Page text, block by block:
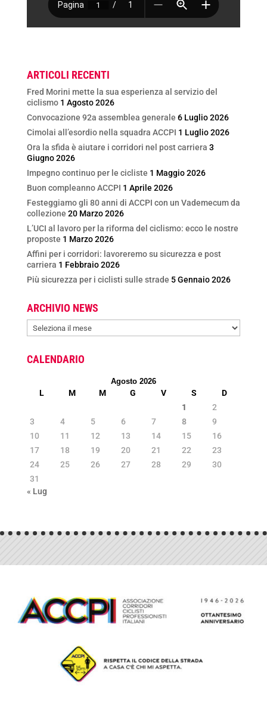
ARTICOLI RECENTI
Fred Morini mette la sua esperienza al servizio del
ciclismo 1 Agosto 2026
Convocazione 92a assemblea generale 6 Luglio 2026
Cimolai all’esordio nella squadra ACCPI 1 Luglio 2026
Ora la sfida è aiutare i corridori nel post carriera 3
Giugno 2026
Impegno continuo per le cicliste 1 Maggio 2026
Buon compleanno ACCPI 1 Aprile 2026
Festeggiamo gli 80 anni di ACCPI con un Vademecum da
collezione 20 Marzo 2026
L’UCI al lavoro per la riforma del ciclismo: ecco le nostre
proposte 1 Marzo 2026
Affini per i corridori: lavoreremo su sicurezza e post
carriera 1 Febbraio 2026
Più sicurezza per i ciclisti sulle strade 5 Gennaio 2026
ARCHIVIO NEWS
ARCHIVIO
NEWS
CALENDARIO
Agosto 2026
L M M G V S
D
1
2
3
4 5 6 7 8
9
10
11 12 13 14 15
16
17
18 19 20 21 22
23
24
25 26 27 28 29
30
31
« Lug